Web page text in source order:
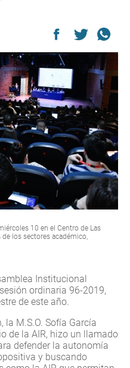
10 en el Centro de Las
los sectores académico,
Institucional
ordinaria 96-2019,
de este año.
la M.S.O. Sofía García
de la AIR, hizo un llamado
defender la autonomía
y buscando